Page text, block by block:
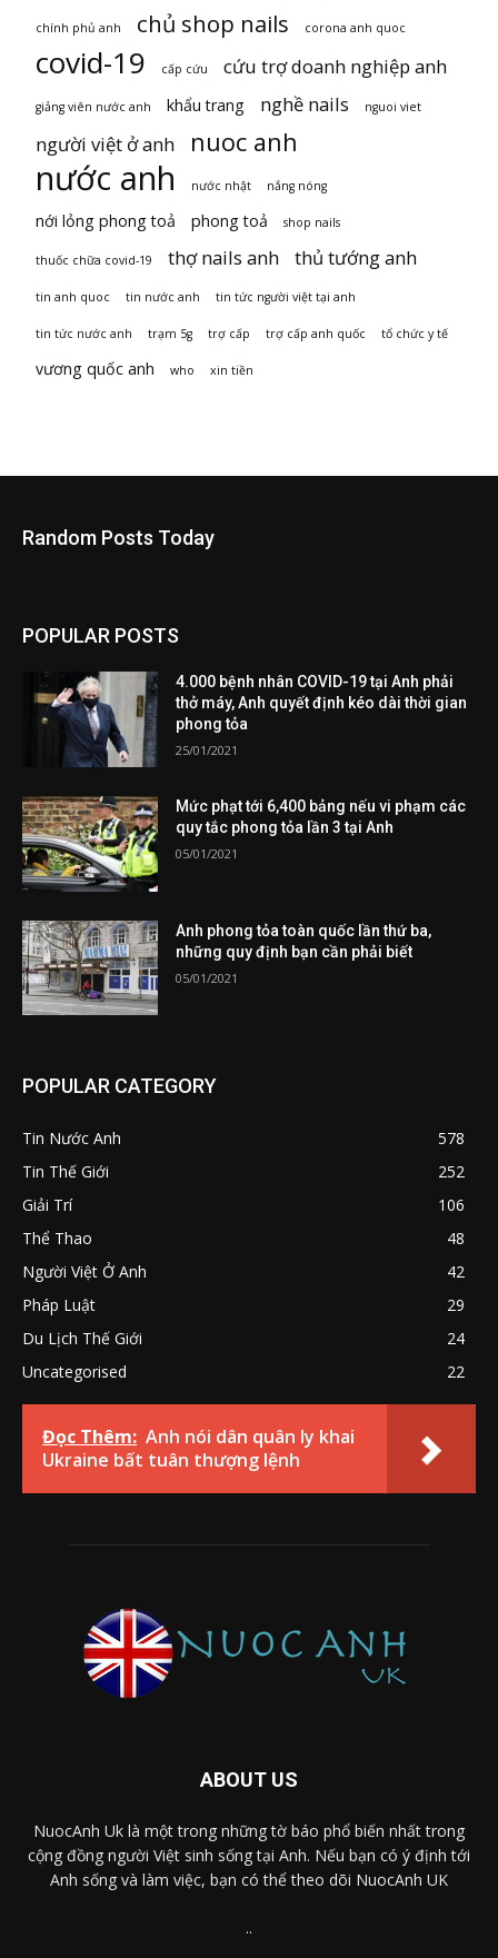
chính phủ anh chủ shop nails corona anh quoc
covid-19 cấp cứu cứu trợ doanh nghiệp anh
giảng viên nước anh khẩu trang nghề nails nguoi viet
người việt ở anh nuoc anh
nước anh nước nhật nắng nóng
nới lỏng phong toả phong toả shop nails
thuốc chữa covid-19 thợ nails anh thủ tướng anh
tin anh quoc tin nước anh tin tức người việt tại anh
tin tức nước anh trạm 5g trợ cấp trợ cấp anh quốc tổ chức y tế
vương quốc anh who xin tiền
Random Posts Today
POPULAR POSTS
4.000 bệnh nhân COVID-19 tại Anh phải
thở máy, Anh quyết định kéo dài thời gian
phong tỏa
25/01/2021
Mức phạt tới 6,400 bảng nếu vi phạm các
quy tắc phong tỏa lần 3 tại Anh
05/01/2021
Anh phong tỏa toàn quốc lần thứ ba,
những quy định bạn cần phải biết
05/01/2021
POPULAR CATEGORY
Tin Nước Anh
578
Tin Thế Giới
252
Giải Trí
106
Thể Thao
48
Người Việt Ở Anh
42
Pháp Luật
29
Du Lịch Thế Giới
24
Uncategorised
22
Đọc Thêm: Anh nói dân quân ly khai
Ukraine bất tuân thượng lệnh
ABOUT US
NuocAnh Uk là một trong những tờ báo phổ biến nhất trong
cộng đồng người Việt sinh sống tại Anh. Nếu bạn có ý định tới
Anh sống và làm việc, bạn có thể theo dõi NuocAnh UK
..